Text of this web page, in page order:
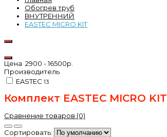
Обогрев труб
ВНУТРЕННИЙ
EASTEC MICRO KIT
Цена 2900 -16500р.
Производитель
EASTEC 13
Комплект EASTEC MICRO KIT
Сравнение товаров (0)
Сортировать: